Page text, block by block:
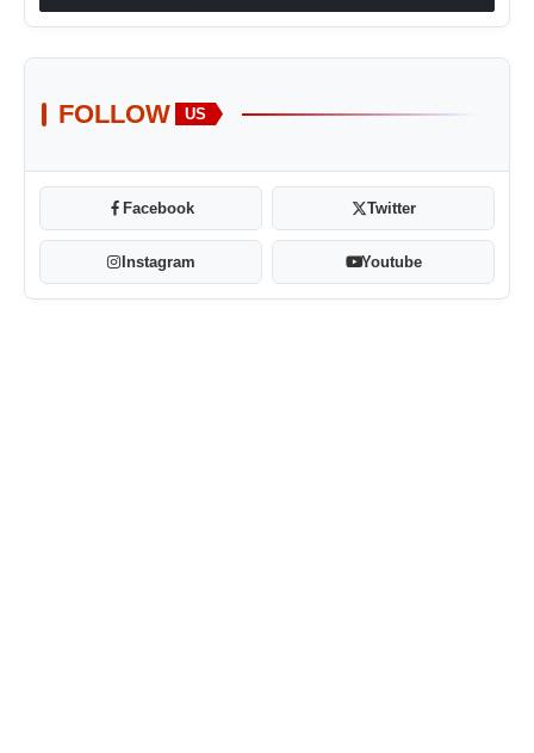
FOLLOW US
Facebook Twitter
Instagram Youtube